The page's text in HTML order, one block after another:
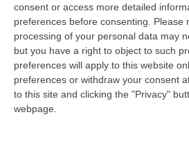
consent or access more detailed
preferences before consenting.
Please
processing of your personal data may
but you have a right to object to such
preferences will apply to this website
preferences or withdraw your consent
to this site and clicking the "Privacy"
webpage.
sono a Milano dove
per definire due importanti
nome in entrata, almeno per
tutti gli sforzi sono diretti
MessiaseSimy . Come
(leggi qui)